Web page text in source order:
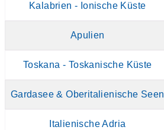
Kalabrien - Ionische Küste
Apulien
Toskana - Toskanische Küste
Gardasee & Oberitalienische Seen
Italienische Adria